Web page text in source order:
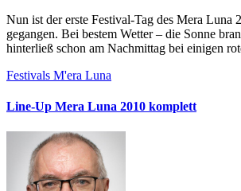
Nun ist der erste Festival-Tag des Mera Luna 2010 schon zu Ende
gegangen. Bei bestem Wetter – die Sonne
hinterließ schon am Nachmittag bei einigen
Festivals M'era Luna
Line-Up Mera Luna 2010 komplett